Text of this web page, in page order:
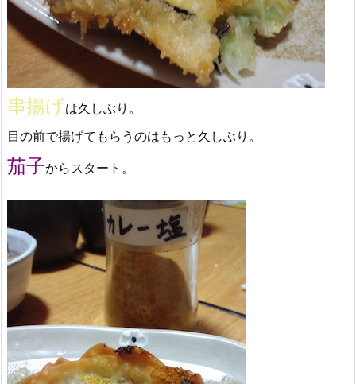
串揚げは久しぶり。
目の前で揚げてもらうのはもっと久しぶり。
茄子からスタート。